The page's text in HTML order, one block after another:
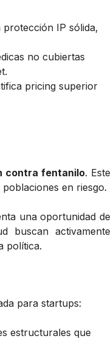
IP sólida,
no cubiertas
pricing superior
contra fentanilo. Este
en riesgo.
una oportunidad de
buscan activamente
política.
para startups:
estructurales que